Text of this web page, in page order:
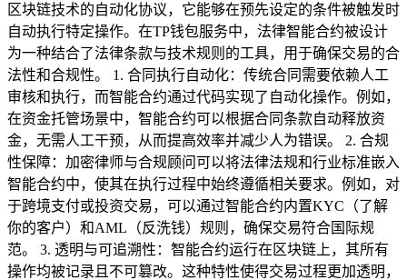
区块链技术的自动化协议，它能够在预先设定的条件被触发时
自动执行特定操作。在TP钱包服务中，法律智能合约被设计
为一种结合了法律条款与技术规则的工具，用于确保交易的合
法性和合规性。 1. 合同执行自动化：传统合同需要依赖人工
审核和执行，而智能合约通过代码实现了自动化操作。例如，
在资金托管场景中，智能合约可以根据合同条款自动释放资
金，无需人工干预，从而提高效率并减少人为错误。 2. 合规
性保障：加密律师与合规顾问可以将法律法规和行业标准嵌入
智能合约中，使其在执行过程中始终遵循相关要求。例如，对
于跨境支付或投资交易，可以通过智能合约内置KYC（了解
你的客户）和AML（反洗钱）规则，确保交易符合国际规
范。 3. 透明与可追溯性：智能合约运行在区块链上，其所有
操作均被记录且不可篡改。这种特性使得交易过程更加透明，